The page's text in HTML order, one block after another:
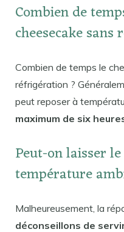
Combien de
cheesecake
Combien de temps le
réfrigération ?
peut reposer à
maximum de six
Peut-on laisser
température
Malheureusement, la
déconseillons de